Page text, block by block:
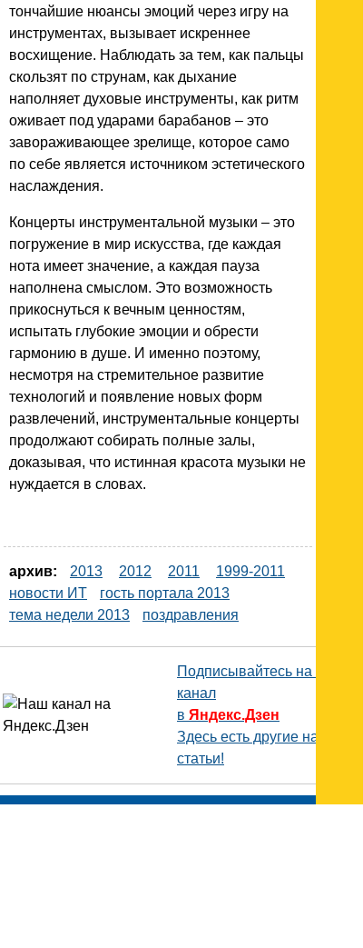
тончайшие нюансы эмоций через игру на
инструментах, вызывает искреннее
восхищение. Наблюдать за тем, как пальцы
скользят по струнам, как дыхание
наполняет духовые инструменты, как ритм
оживает под ударами барабанов – это
завораживающее зрелище, которое само
по себе является источником эстетического
наслаждения.
Концерты инструментальной музыки – это
погружение в мир искусства, где каждая
нота имеет значение, а каждая пауза
наполнена смыслом. Это возможность
прикоснуться к вечным ценностям,
испытать глубокие эмоции и обрести
гармонию в душе. И именно поэтому,
несмотря на стремительное развитие
технологий и появление новых форм
развлечений, инструментальные концерты
продолжают собирать полные залы,
доказывая, что истинная красота музыки не
нуждается в словах.
архив: 2013 2012 2011
1999-2011
новости ИТ
гость портала 2013
тема недели 2013
поздравления
Подписывайтесь на наш
канал
в Яндекс.Дзен
Здесь есть другие наши
статьи!